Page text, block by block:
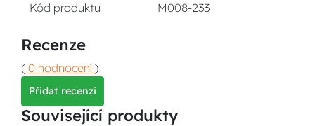
Kód produktu M008-233
Recenze
( 0 hodnocení )
Přidat recenzi
Související produkty